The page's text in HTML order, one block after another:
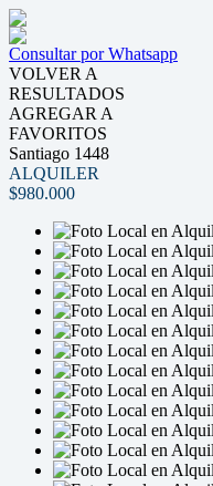
Consultar por Whatsapp
VOLVER A
RESULTADOS
AGREGAR A
FAVORITOS
Santiago 1448
ALQUILER
$980.000